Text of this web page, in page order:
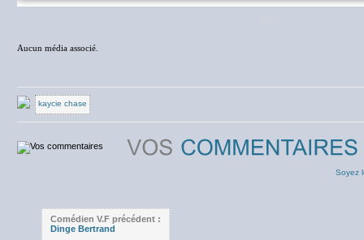
Aucun média associé.
kaycie chase
Soyez
Comédien V.F précédent :
Dinge Bertrand